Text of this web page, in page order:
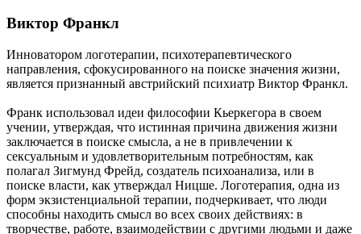
Виктор Франкл
Инноватором логотерапии, психотерапевтического
направления, сфокусированного на поиске значения жизни,
является признанный австрийский психиатр Виктор Франкл.
Франк использовал идеи философии Кьеркегора в своем
учении, утверждая, что истинная причина движения жизни
заключается в поиске смысла, а не в привлечении к
сексуальным и удовлетворительным потребностям, как
полагал Зигмунд Фрейд, создатель психоанализа, или в
поиске власти, как утверждал Ницше. Логотерапия, одна из
форм экзистенциальной терапии, подчеркивает, что люди
способны находить смысл во всех своих действиях: в
творчестве, работе, взаимодействии с другими людьми и даже